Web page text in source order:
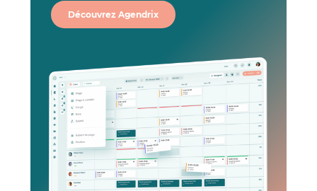
Découvrez Agendrix